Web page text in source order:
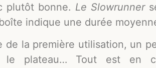
plutôt bonne. Le Slowrunner
indique une durée
de la première utilisation, un
le plateau… Tout est en